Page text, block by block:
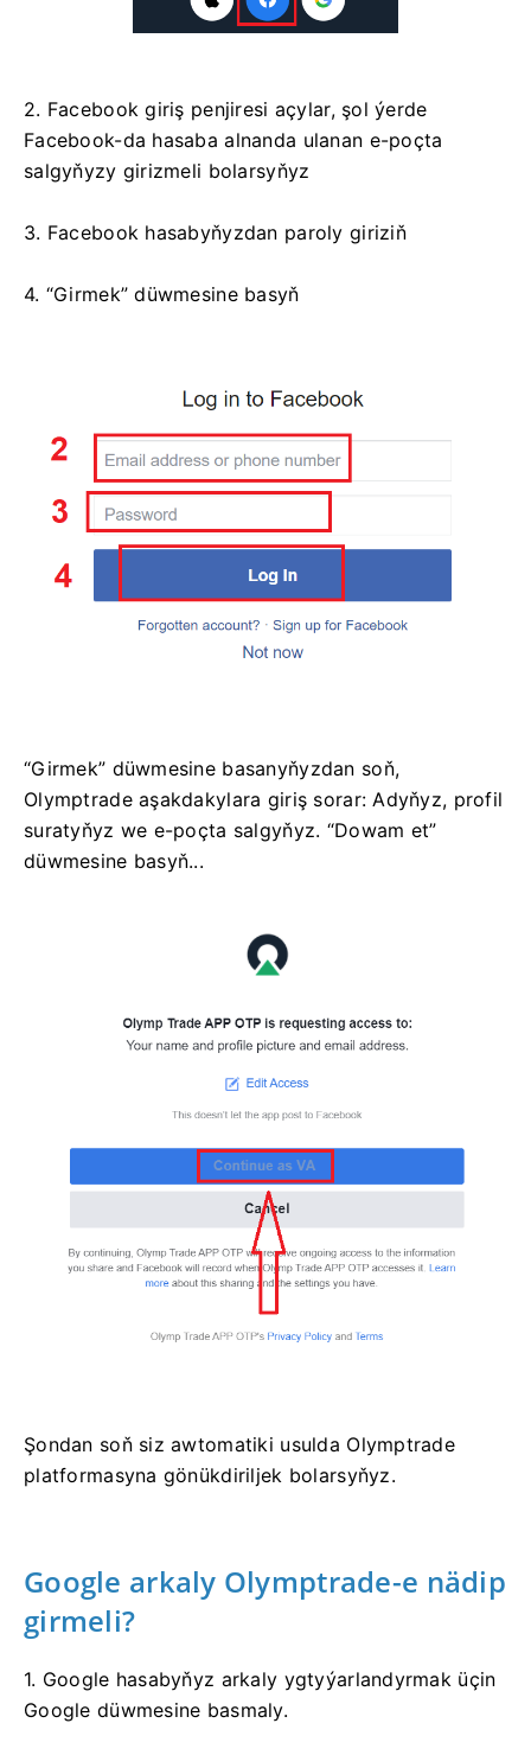
2. Facebook giriş penjiresi açylar, şol ýerde
Facebook-da hasaba alnanda ulanan e-poçta
salgyňyzy girizmeli bolarsyňyz
3. Facebook hasabyňyzdan paroly giriziň
4. “Girmek” düwmesine basyň
“Girmek” düwmesine basanyňyzdan soň,
Olymptrade aşakdakylara giriş sorar: Adyňyz, profil
suratyňyz we e-poçta salgyňyz. “Dowam et”
düwmesine basyň...
Şondan soň siz awtomatiki usulda Olymptrade
platformasyna gönükdiriljek bolarsyňyz.
Google arkaly Olymptrade-e nädip
girmeli?
1. Google hasabyňyz arkaly ygtyýarlandyrmak üçin
Google düwmesine basmaly.